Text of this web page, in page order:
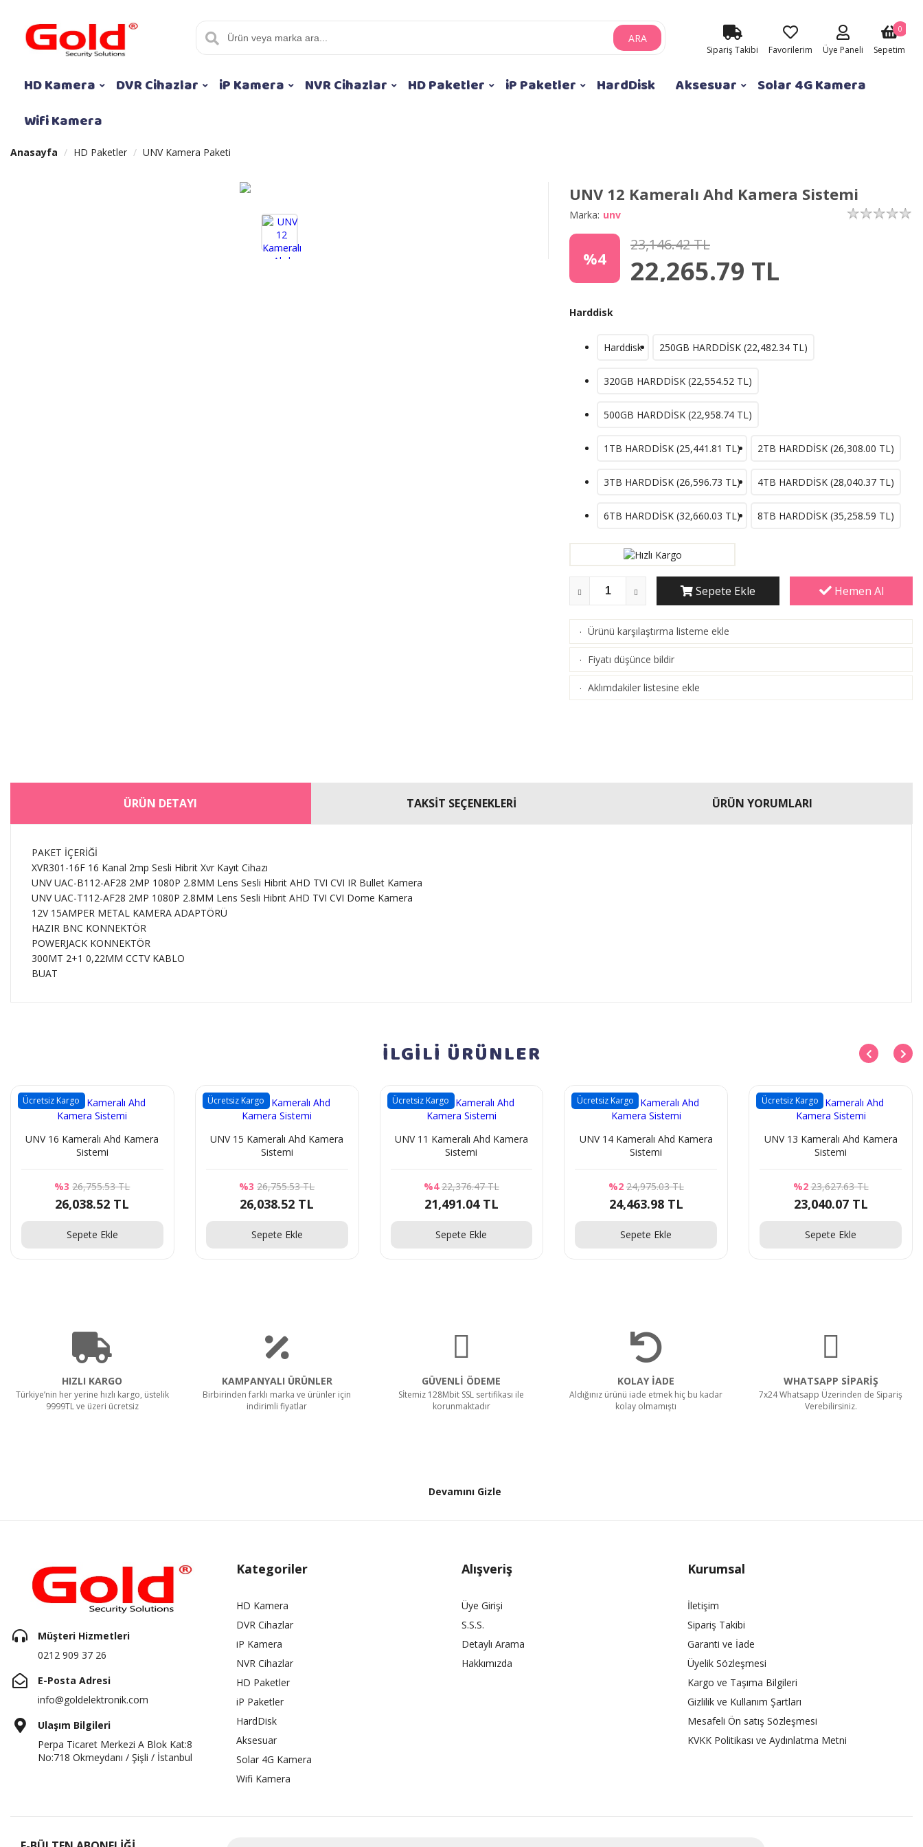
ARA
Sipariş Takibi Favorilerim Üye Paneli Sepetim
0
HD Kamera DVR Cihazlar iP Kamera NVR Cihazlar HD Paketler iP Paketler HardDisk Aksesuar
Solar 4G Kamera
Wifi Kamera
Anasayfa HD Paketler UNV Kamera Paketi
UNV 12 Kameralı Ahd Kamera Sistemi
Marka: unv
%4
23,146.42 TL
22,265.79 TL
Harddisk
Harddisk 250GB HARDDİSK (22,482.34 TL)
320GB HARDDİSK (22,554.52 TL)
500GB HARDDİSK (22,958.74 TL)
1TB HARDDİSK (25,441.81 TL) 2TB HARDDİSK (26,308.00 TL)
3TB HARDDİSK (26,596.73 TL) 4TB HARDDİSK (28,040.37 TL)
6TB HARDDİSK (32,660.03 TL) 8TB HARDDİSK (35,258.59 TL)
Sepete Ekle Hemen Al
· Ürünü karşılaştırma listeme ekle
(Karşılaştır)
· Fiyatı düşünce bildir
· Aklımdakiler listesine ekle
ÜRÜN DETAYI TAKSİT SEÇENEKLERİ ÜRÜN YORUMLARI
PAKET İÇERİĞİ
XVR301-16F 16 Kanal 2mp Sesli Hibrit Xvr Kayıt Cihazı
UNV UAC-B112-AF28 2MP 1080P 2.8MM Lens Sesli Hibrit AHD TVI CVI IR Bullet Kamera
UNV UAC-T112-AF28 2MP 1080P 2.8MM Lens Sesli Hibrit AHD TVI CVI Dome Kamera
12V 15AMPER METAL KAMERA ADAPTÖRÜ
HAZIR BNC KONNEKTÖR
POWERJACK KONNEKTÖR
300MT 2+1 0,22MM CCTV KABLO
BUAT
İLGİLİ ÜRÜNLER
UNV 16 Kameralı Ahd Kamera
Sistemi
%3 26,755.53 TL
26,038.52 TL
Ücretsiz Kargo
Sepete Ekle
UNV 15 Kameralı Ahd Kamera
Sistemi
%3 26,755.53 TL
26,038.52 TL
Ücretsiz Kargo
Sepete Ekle
UNV 11 Kameralı Ahd Kamera
Sistemi
%4 22,376.47 TL
21,491.04 TL
Ücretsiz Kargo
Sepete Ekle
UNV 14 Kameralı Ahd Kamera
Sistemi
%2 24,975.03 TL
24,463.98 TL
Ücretsiz Kargo
Sepete Ekle
UNV 13 Kameralı Ahd Kamera
Sistemi
%2 23,627.63 TL
23,040.07 TL
Ücretsiz Kargo
Sepete Ekle
HIZLI KARGO
Türkiye’nin her yerine hızlı kargo, üstelik
9999TL ve üzeri ücretsiz
KAMPANYALI ÜRÜNLER
Birbirinden farklı marka ve ürünler için
indirimli fiyatlar
GÜVENLİ ÖDEME
Sİtemiz 128Mbit SSL sertifikası ile
korunmaktadır
KOLAY İADE
Aldığınız ürünü iade etmek hiç bu kadar
kolay olmamıştı
WHATSAPP SİPARİŞ
7x24 Whatsapp Üzerinden de Sipariş
Verebilirsiniz.
Devamını Gizle
Müşteri Hizmetleri
0212 909 37 26
E-Posta Adresi
info@goldelektronik.com
Ulaşım Bilgileri
Perpa Ticaret Merkezi A Blok Kat:8
No:718 Okmeydanı / Şişli / İstanbul
Kategoriler
HD Kamera
DVR Cihazlar
iP Kamera
NVR Cihazlar
HD Paketler
iP Paketler
HardDisk
Aksesuar
Solar 4G Kamera
Wifi Kamera
Alışveriş
Üye Girişi
S.S.S.
Detaylı Arama
Hakkımızda
Kurumsal
İletişim
Sipariş Takibi
Garanti ve İade
Üyelik Sözleşmesi
Kargo ve Taşıma Bilgileri
Gizlilik ve Kullanım Şartları
Mesafeli Ön satış Sözleşmesi
KVKK Politikası ve Aydınlatma Metni